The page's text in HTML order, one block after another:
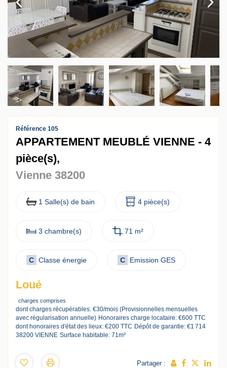
Estimation
Contact
Accès clients
Référence 105
APPARTEMENT MEUBLÉ VIENNE - 4
pièce(s),
Vienne 38200
1 Salle(s) de bain 4 pièce(s)
3 chambre(s) 71 m²
C Classe énergie C Emission GES
Loué
charges comprises
dont charges récupérables: €30/mois (Provisionnelles mensuelles
avec régularisation annuelle) Honoraires charge locataire: €600 TTC
dont honoraires d'état des lieux: €200 TTC Dépôt de garantie: €1 714
38200 VIENNE Surface habitable: 71m²
Partager :